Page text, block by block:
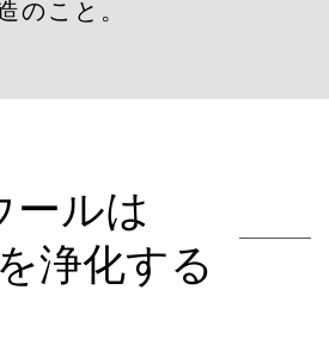
のこと。
ールは
浄化する